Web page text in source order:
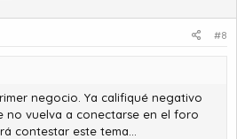
#8
negocio. Ya califiqué negativo
no vuelva a conectarse en el foro
contestar este tema...